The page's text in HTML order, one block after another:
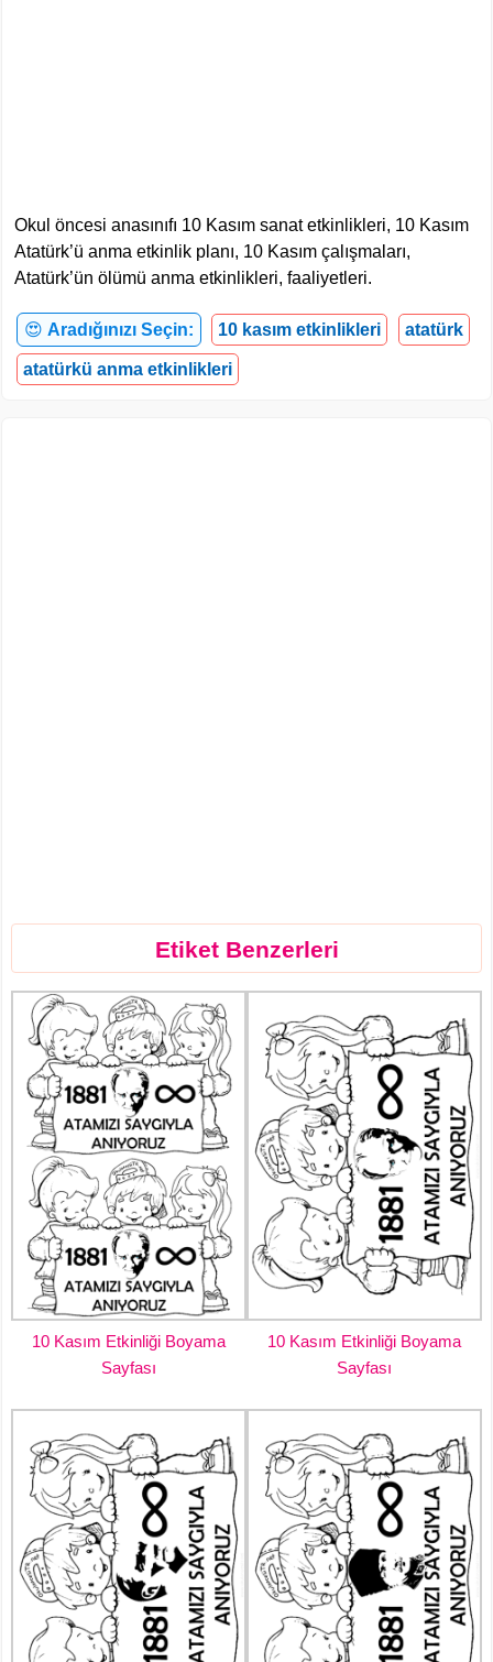
Okul öncesi anasınıfı 10 Kasım sanat etkinlikleri, 10 Kasım
Atatürk’ü anma etkinlik planı, 10 Kasım çalışmaları,
Atatürk’ün ölümü anma etkinlikleri, faaliyetleri.
😍 Aradığınızı Seçin: 10 kasım etkinlikleri atatürk
atatürkü anma etkinlikleri
Etiket Benzerleri
10 Kasım Etkinliği Boyama
Sayfası
10 Kasım Etkinliği Boyama
Sayfası